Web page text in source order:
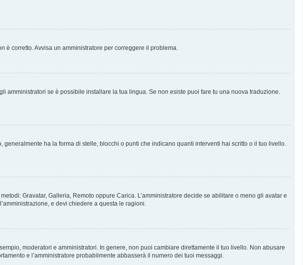
è corretto. Avvisa un amministratore per correggere il problema.
amministratori se è possibile installare la tua lingua. Se non esiste puoi fare tu una nuova traduzione.
ha la forma di stelle, blocchi o punti che indicano quanti interventi hai scritto o il tuo livello.
Gravatar, Galleria, Remoto oppure Carica. L’amministratore decide se abilitare o meno gli avatar e
e devi chiedere a questa le ragioni.
moderatori e amministratori. In genere, non puoi cambiare direttamente il tuo livello. Non abusare
e l’amministratore probabilmente abbasserà il numero dei tuoi messaggi.